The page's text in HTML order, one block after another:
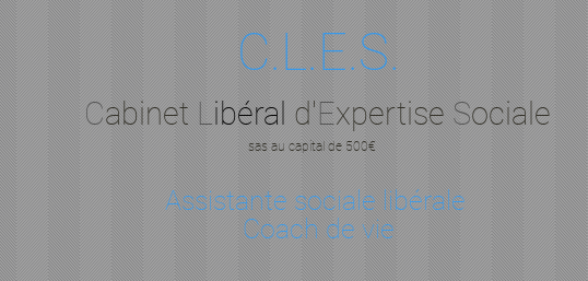
C.L.E.S.
Cabinet Libéral d'Expertise Sociale
sas au capital de 500€
Assistante sociale libérale
Coach de vie